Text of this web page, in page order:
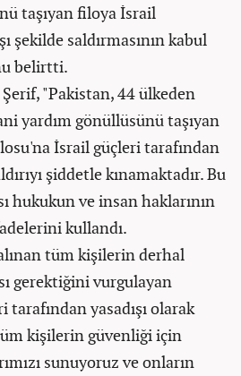
taşıyan filoya İsrail
şekilde saldırmasının kabul
belirtti.
"Pakistan, 44 ülkeden
yardım gönüllüsünü taşıyan
İsrail güçleri tarafından
şiddetle kınamaktadır. Bu
hukukun ve insan haklarının
kullandı.
tüm kişilerin derhal
gerektiğini vurgulayan
tarafından yasadışı olarak
kişilerin güvenliği için
sunuyoruz ve onların